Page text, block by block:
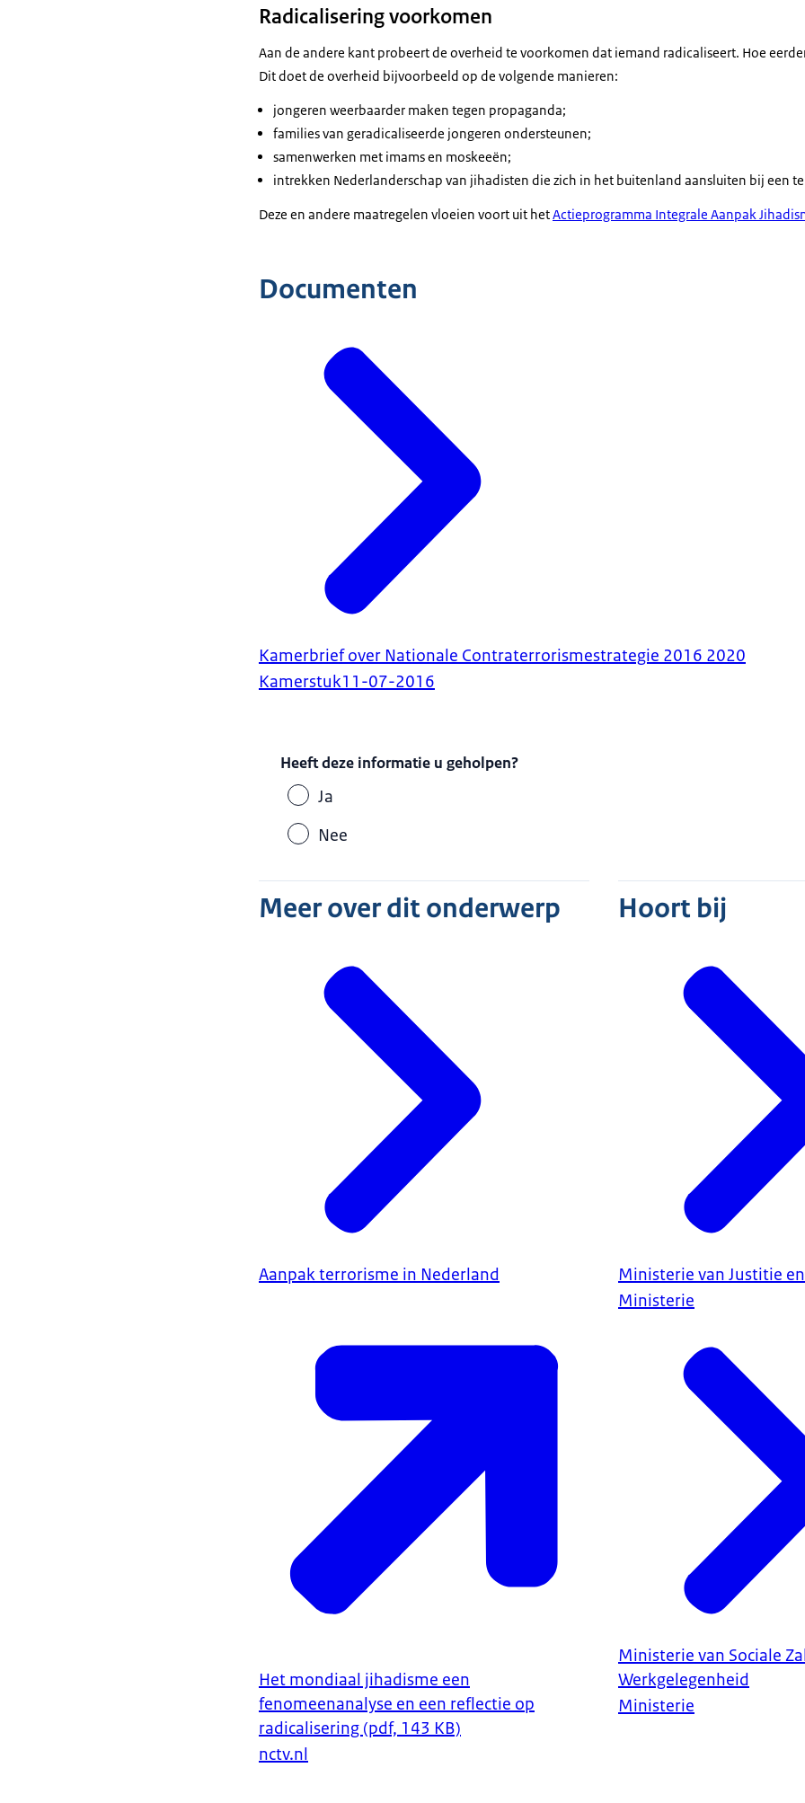
Radicalisering voorkomen
Aan de andere kant probeert de overheid te voorkomen dat iemand radicaliseert. Hoe
Dit doet de overheid bijvoorbeeld op de volgende manieren:
jongeren weerbaarder maken tegen propaganda;
families van geradicaliseerde jongeren ondersteunen;
samenwerken met imams en moskeeën;
intrekken Nederlanderschap van jihadisten die zich in het buitenland aansluiten bij een
Deze en andere maatregelen vloeien voort uit hetActieprogramma Integrale Aanpak
Documenten
Kamerbrief over Nationale Contraterrorismestrategie 2016 2020
Kamerstuk11-07-2016
Heeft deze informatie u geholpen?
Ja
Nee
Meer over dit onderwerp
Aanpak terrorisme in Nederland
Het mondiaal jihadisme een
fenomeenanalyse en een reflectie op
radicalisering (pdf, 143 KB)
nctv.nl
Hoort bij
Ministerie van Justitie
Ministerie
Ministerie van Sociale
Werkgelegenheid
Ministerie